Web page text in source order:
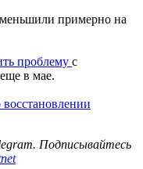
примерно на
проблему с
в мае.
восстановлении
Подписывайтесь